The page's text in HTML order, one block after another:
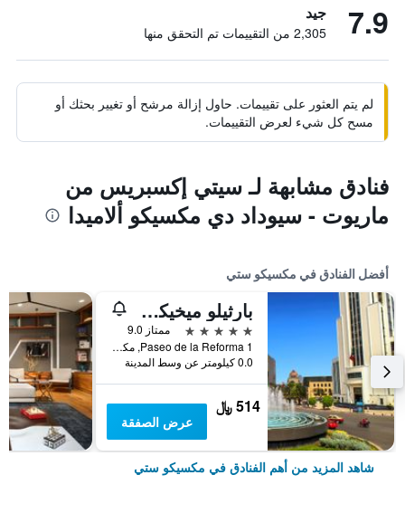
7.9 جيد
2,305 من التقييمات تم التحقق منها
لم يتم العثور على تقييمات. حاول إزالة مرشح أو تغيير بحثك أو
مسح كل شيء لعرض التقييمات.
فنادق مشابهة لـ سيتي إكسبريس من
ماريوت - سيوداد دي مكسيكو ألاميدا
أفضل الفنادق في مكسيكو ستي
بارثيلو ميخيكو ريفورما
5 نجوم
ممتاز 9.0
Paseo de la Reforma 1, مكسيكو ستي, ولاية مقاطعة مدينة مكسيكو الفيدرالية, المكسيك
0.0 كيلومتر عن وسط المدينة
514 ﷼
عرض الصفقة
شاهد المزيد من أهم الفنادق في مكسيكو ستي